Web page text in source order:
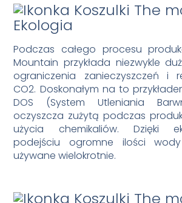
Ekologia
Podczas całego procesu
Mountain przykłada niezwykle
ograniczenia zanieczyszczeń i
CO2. Doskonałym na to
DOS (System Utleniania
oczyszcza zużytą podczas
użycia chemikaliów. Dzięki
podejściu ogromne ilości
używane wielokrotnie.